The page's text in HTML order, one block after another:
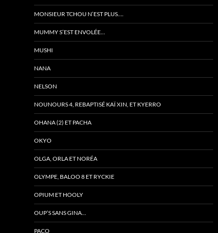
MONSIEUR TCHOU N’EST PLUS….
MUMMY S’EST ENVOLÉE…
MUSHI
NANA
NELSON
NOUNOURS 4, REBAPTISÉ KAÏ XIN, ET KYERRO
OHANA (2) ET PACHA
OKYO
OLGA, ORLA ET NORÉA
OLYMPE, BALOO 8 ET RYCKIE
OPIUM ET HOOLY
OUP’S SANS GINA…
PACO